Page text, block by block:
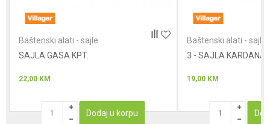
Baštenski alati - sajle
SAJLA GASA KPT.
22,00 KM
Dodaj u korpu
Baštenski alati - sajle
3 - SAJLA KARDANA
19,00 KM